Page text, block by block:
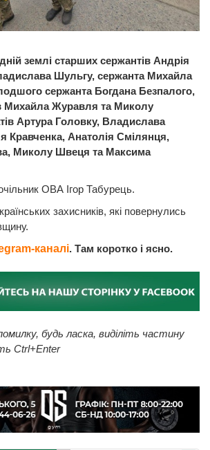
землі старших сержантів Андрія
Шульгу, сержанта Михайла
сержанта Богдана Безпалого,
Михайла Журавля та Миколу
Артура Головку, Владислава
Кравченка, Анатолія Смілянця,
Миколу Швеця та Максима
ОВА Ігор Табурець.
захисників, які повернулись
каналі. Там коротко і ясно.
будь ласка, виділіть частину
Ctrl+Enter